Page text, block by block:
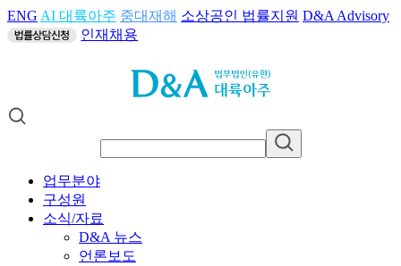
ENG AI 대륙아주 중대재해 소상공인 법률지원 D&A Advisory
인재채용
업무분야
구성원
소식/자료
D&A 뉴스
언론보도